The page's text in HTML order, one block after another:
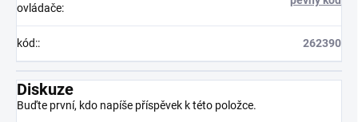
ovládače:
kód:: 262390
Diskuze
Buďte první, kdo napíše příspěvek k této položce.